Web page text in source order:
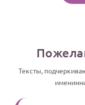
Тексты,